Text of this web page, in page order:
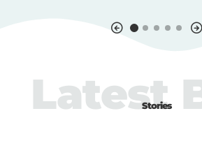
Stories
Latest